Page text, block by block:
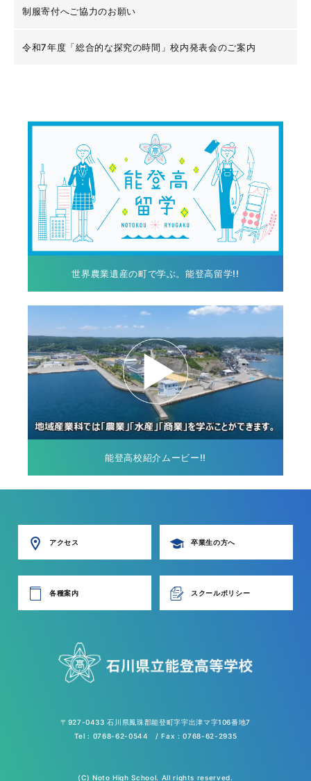
制服寄付へご協力のお願い
令和7年度「総合的な探究の時間」校内発表会のご案内
世界農業遺産の町で学ぶ。能登高留学!!
能登高校紹介ムービー!!
アクセス 卒業生の方へ
各種案内 スクールポリシー
〒927-0433 石川県鳳珠郡能登町字宇出津マ字106番地7
Tel : 0768-62-0544 / Fax : 0768-62-2935
(C) Noto High School. All rights reserved.